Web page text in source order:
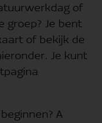
of
groep? Je bent
of bekijk de
Je kunt
A